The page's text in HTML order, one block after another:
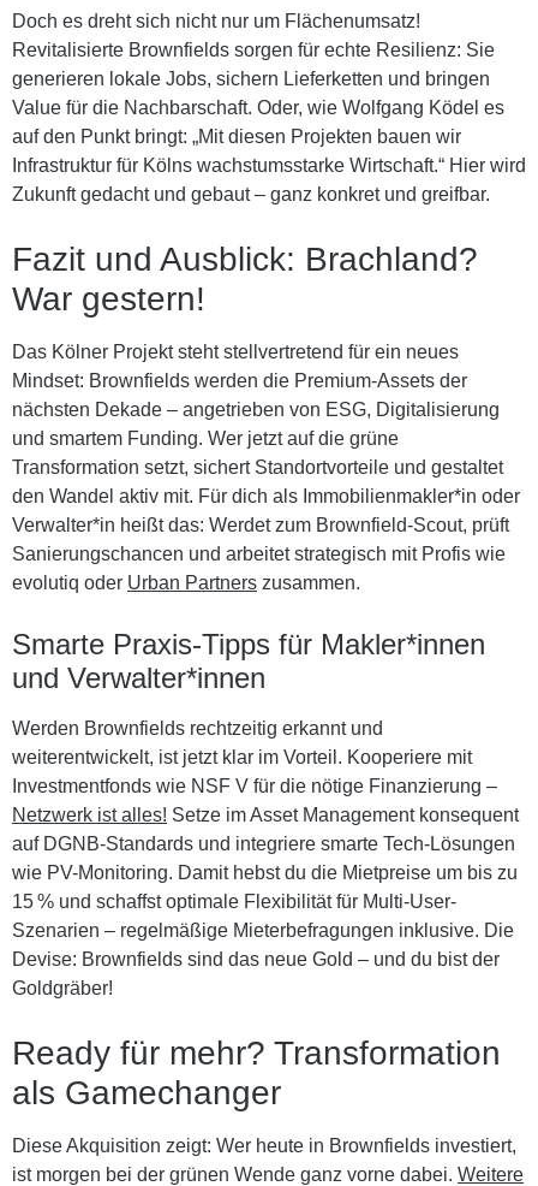
Doch es dreht sich nicht nur um Flächenumsatz!
Revitalisierte Brownfields sorgen für echte Resilienz: Sie
generieren lokale Jobs, sichern Lieferketten und bringen
Value für die Nachbarschaft. Oder, wie Wolfgang Ködel es
auf den Punkt bringt: „Mit diesen Projekten bauen wir
Infrastruktur für Kölns wachstumsstarke Wirtschaft.“ Hier wird
Zukunft gedacht und gebaut – ganz konkret und greifbar.
Fazit und Ausblick: Brachland?
War gestern!
Das Kölner Projekt steht stellvertretend für ein neues
Mindset: Brownfields werden die Premium-Assets der
nächsten Dekade – angetrieben von ESG, Digitalisierung
und smartem Funding. Wer jetzt auf die grüne
Transformation setzt, sichert Standortvorteile und gestaltet
den Wandel aktiv mit. Für dich als Immobilienmakler*in oder
Verwalter*in heißt das: Werdet zum Brownfield-Scout, prüft
Sanierungschancen und arbeitet strategisch mit Profis wie
evolutiq oder Urban Partners zusammen.
Smarte Praxis-Tipps für Makler*innen
und Verwalter*innen
Werden Brownfields rechtzeitig erkannt und
weiterentwickelt, ist jetzt klar im Vorteil. Kooperiere mit
Investmentfonds wie NSF V für die nötige Finanzierung –
Netzwerk ist alles! Setze im Asset Management konsequent
auf DGNB-Standards und integriere smarte Tech-Lösungen
wie PV-Monitoring. Damit hebst du die Mietpreise um bis zu
15 % und schaffst optimale Flexibilität für Multi-User-
Szenarien – regelmäßige Mieterbefragungen inklusive. Die
Devise: Brownfields sind das neue Gold – und du bist der
Goldgräber!
Ready für mehr? Transformation
als Gamechanger
Diese Akquisition zeigt: Wer heute in Brownfields investiert,
ist morgen bei der grünen Wende ganz vorne dabei. Weitere